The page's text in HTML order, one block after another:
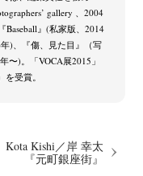
gallery 、2004
』(私家版、2014
)、『傷、見た目』（写
〜)。「VOCA展2015」
受賞。
Kota Kishi／岸 幸太
『元町銀座街』